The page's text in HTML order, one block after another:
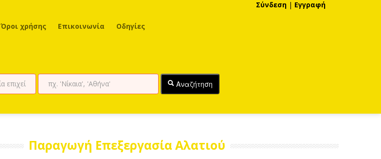
Όροι χρήσης Επικοινωνία Οδηγίες
Σύνδεση | Εγγραφή
Αναζήτηση
Παραγωγή Επεξεργασία Αλατιού